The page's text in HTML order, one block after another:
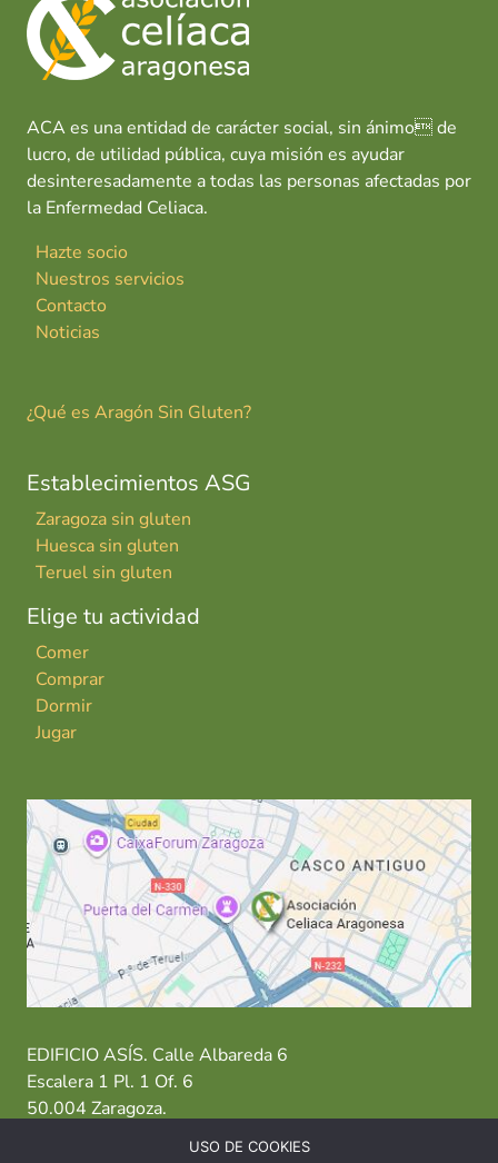
ACA es una entidad de carácter social, sin ánimo de
lucro, de utilidad pública, cuya misión es ayudar
desinteresadamente a todas las personas afectadas por
la Enfermedad Celiaca.
Hazte socio
Nuestros servicios
Contacto
Noticias
¿Qué es Aragón Sin Gluten?
Establecimientos ASG
Zaragoza sin gluten
Huesca sin gluten
Teruel sin gluten
Elige tu actividad
Comer
Comprar
Dormir
Jugar
EDIFICIO ASÍS. Calle Albareda 6
Escalera 1 Pl. 1 Of. 6
50.004 Zaragoza.
T: 976 484 949 M: 635 638 563
USO DE COOKIES